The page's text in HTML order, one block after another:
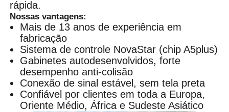
rápida.
Nossas vantagens:
Mais de 13 anos de experiência em
fabricação
Sistema de controle NovaStar (chip A5plus)
Gabinetes autodesenvolvidos, forte
desempenho anti-colisão
Conexão de sinal estável, sem tela preta
Confiável por clientes em toda a Europa,
Oriente Médio, África e Sudeste Asiático